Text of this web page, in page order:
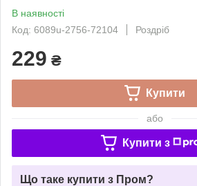
В наявності
Код: 6089u-2756-72104
Роздріб
229 ₴
Купити
або
Купити з
Що таке купити з Пром?